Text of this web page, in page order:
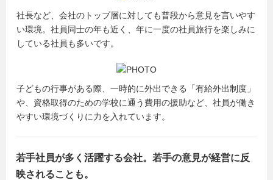
社長など、会社のトップ層に対しても普段から意見を言いやす
い環境。社員同士の年も近く、年に一度の社員旅行を楽しみに
している社員も多いです。
子どもの行事がある際、一時的に外出できる「有給外出制度」
や、資格取得のための学校に通う費用の援助など、社員が働き
やすい環境づくりに力を入れています。
若手社員が多く活躍する会社。若手の意見が経営に反
映されることも。